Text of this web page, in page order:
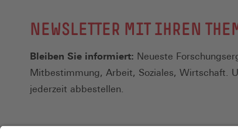
NEWSLETTER MIT IHREN
Bleiben Sie informiert: Neueste
Mitbestimmung, Arbeit, Soziales, Wirtschaft.
jederzeit abbestellen.